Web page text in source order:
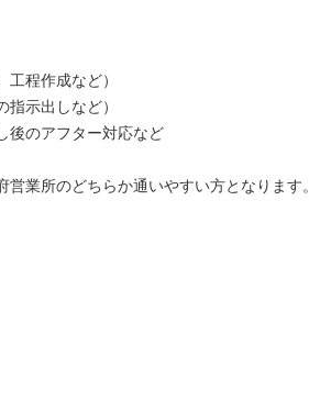
工程作成など）
指示出しなど）
後のアフター対応など
業所のどちらか通いやすい方となります